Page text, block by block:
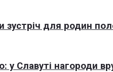
зустріч для родин
Славуті нагороди